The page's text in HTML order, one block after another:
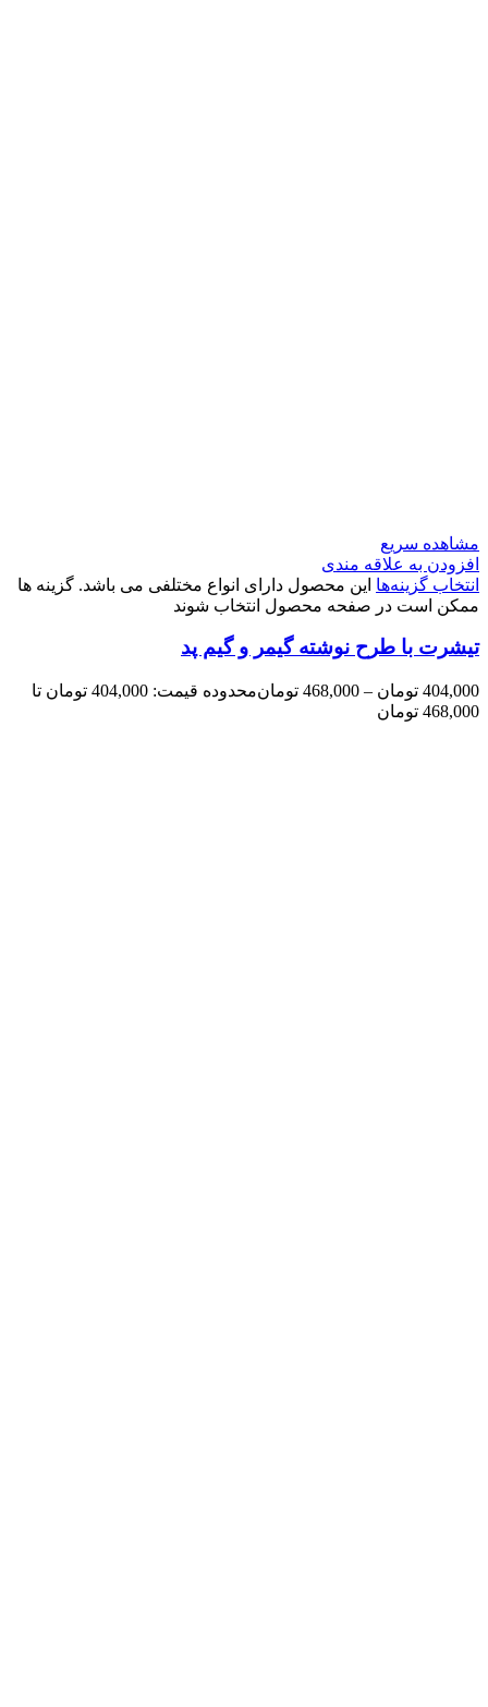
مشاهده سریع
افزودن به علاقه مندی
انتخاب گزینه‌ها این محصول دارای انواع مختلفی می باشد. گزینه ها
ممکن است در صفحه محصول انتخاب شوند
تیشرت با طرح نوشته گیمر و گیم پد
404,000 تومان –
468,000 تومان
محدوده قیمت: 404,000 تومان تا
468,000 تومان